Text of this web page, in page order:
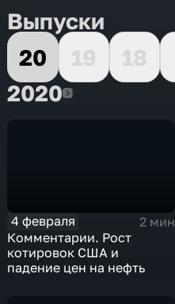
Выпуски
20
19 18
20202020
4 февраля
2 мин
Комментарии. Рост
котировок США и
падение цен на нефть